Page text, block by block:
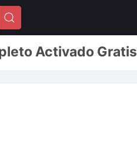
Activado Gratis